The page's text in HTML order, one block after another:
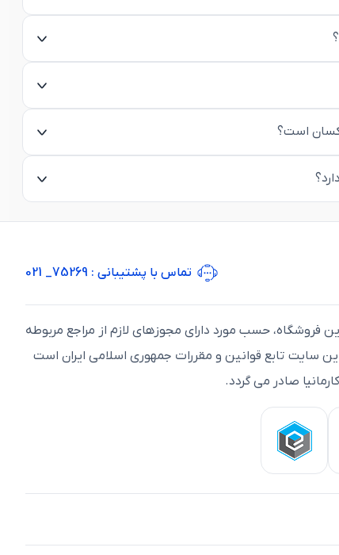
است؟
تماس با پشتیبانی : 75269_ 021
فروشگاه، حسب مورد دارای مجوزهای لازم از مراجع مربوطه
سايت تابع قوانين و مقررات جمهوری اسلامی ايران است
صادر می گردد.